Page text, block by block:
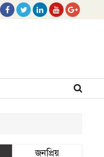
জনপ্রিয়